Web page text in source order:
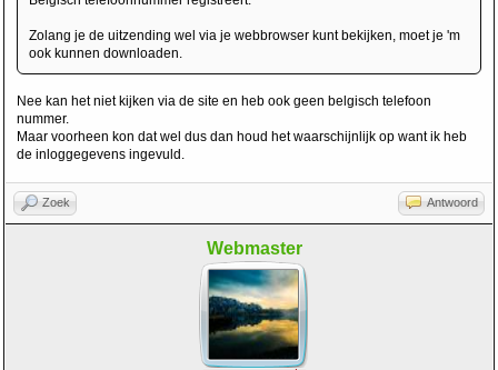
Zolang je de uitzending wel via je webbrowser kunt bekijken, moet je 'm
ook kunnen downloaden.
Nee kan het niet kijken via de site en heb ook geen belgisch telefoon
nummer.
Maar voorheen kon dat wel dus dan houd het waarschijnlijk op want ik heb
de inloggegevens ingevuld.
Zoek Antwoord
Webmaster